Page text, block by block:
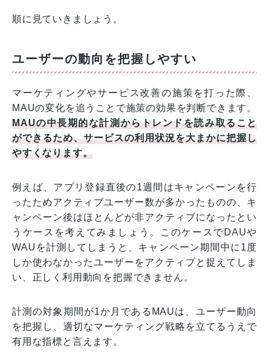
順に見ていきましょう。
ユーザーの動向を把握しやすい
マーケティングやサービス改善の施策を打った際、
MAUの変化を追うことで施策の効果を判断できます。
MAUの中長期的な計測からトレンドを読み取ること
ができるため、サービスの利用状況を大まかに把握し
やすくなります。
例えば、アプリ登録直後の1週間はキャンペーンを行
ったためアクティブユーザー数が多かったものの、キ
ャンペーン後はほとんどが非アクティブになったとい
うケースを考えてみましょう。このケースでDAUや
WAUを計測してしまうと、キャンペーン期間中に1度
しか使わなかったユーザーをアクティブと捉えてしま
い、正しく利用動向を把握できません。
計測の対象期間が1か月であるMAUは、ユーザー動向
を把握し、適切なマーケティング戦略を立てるうえで
有用な指標と言えます。